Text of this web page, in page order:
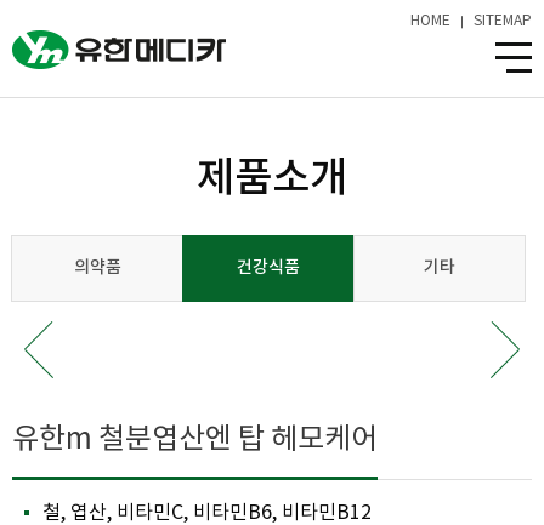
HOME SITEMAP
제품소개
의약품 건강식품 기타
유한m 철분엽산엔 탑 헤모케어
철, 엽산, 비타민C, 비타민B6, 비타민B12